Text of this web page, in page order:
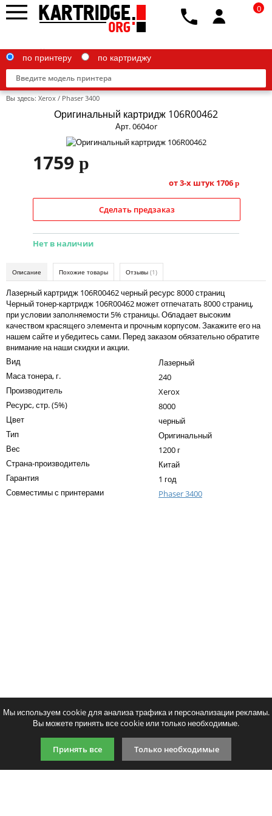
Canon
Epson
HP
Kodak
Konica Minolta
Kyocera
Lexmark
Panasonic
Ricoh
Toshiba
Xerox
по принтеру по картриджу
0
Вы здесь: Xerox / Phaser 3400
Оригинальный картридж 106R00462
Арт. 0604or
1759 p
от 3-х штук 1706 p
Сделать предзаказ
Нет в наличии
Описание Похожие товары Отзывы (1)
Лазерный картридж 106R00462 черный ресурс 8000 страниц
Черный тонер-картридж 106R00462 может отпечатать 8000 страниц,
при условии заполняемости 5% страницы. Обладает высоким
качеством красящего элемента и прочным корпусом. Закажите его на
нашем сайте и убедитесь сами. Перед заказом обязательно обратите
внимание на наши скидки и акции.
Вид
Лазерный
Маса тонера, г.
240
Производитель
Xerox
Ресурс, стр. (5%)
8000
Цвет
черный
Тип
Оригинальный
Вес
1200 г
Страна-производитель
Китай
Гарантия
1 год
Совместимы с принтерами
Phaser 3400
Продолжить
Мы используем cookie для анализа трафика и персонализации рекламы.
Вы можете принять все cookie или только необходимые.
Принять все Только необходимые